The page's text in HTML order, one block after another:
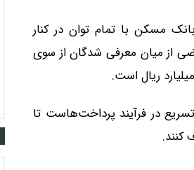
مسکن با تمام توان در کنار
و تا ۳ اردیبهشت‌ماه ۱۴۰۵، وام ودیعه جنگ رمضان به ۱۲۱۰ متقاضی از میان معرفی شدگان از سوی
در فرآیند پرداخت‌هاست تا
کنند.